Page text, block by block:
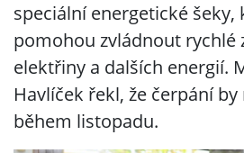
speciální energetické šeky,
pomohou zvládnout rychlé
elektřiny a dalších energií.
Havlíček řekl, že čerpání
během listopadu.